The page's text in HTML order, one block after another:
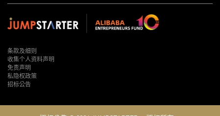
条款及细则
收集个人资料声明
免责声明
私隐权政策
招标公告